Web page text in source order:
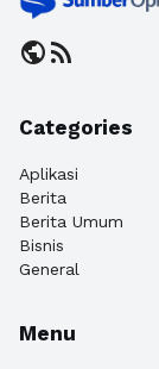
publicrss_feed
Categories
Aplikasi
Berita
Berita Umum
Bisnis
General
Menu